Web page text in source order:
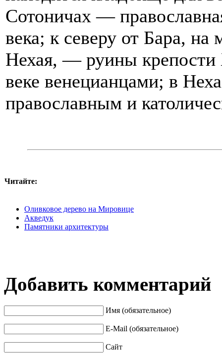
Сотоничах —
века; к северу от Бара, на
Нехая, — руины
веке венецианцами; в
православным и
Читайте:
Оливковое дерево на Мировице
Акведук
Памятники архитектуры
Добавить комментарий
Имя (обязательное)
E-Mail (обязательное)
Сайт